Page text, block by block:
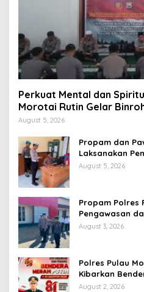
Perkuat Mental dan
Morotai Rutin Gelar
Personel Berintegritas
August 5, 2026
Propam dan
Laksanakan
Pastikan
August 5, 2026
Propam Polres
Pengawasan
Saat Apel
August 3, 2026
Polres Pulau
Kibarkan
Bulan
August 2, 2026